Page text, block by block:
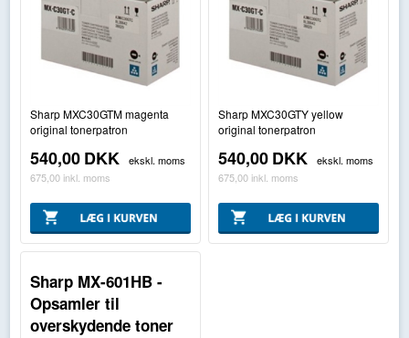
Sharp MXC30GTM magenta
original tonerpatron
540,00DKK
ekskl. moms
675,00 inkl. moms
Sharp MXC30GTY yellow
original tonerpatron
540,00DKK
ekskl. moms
675,00 inkl. moms
Sharp MX-601HB -
Opsamler til
overskydende toner